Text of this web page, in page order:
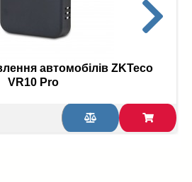
автомобілів ZKTeco
VR10 Pro